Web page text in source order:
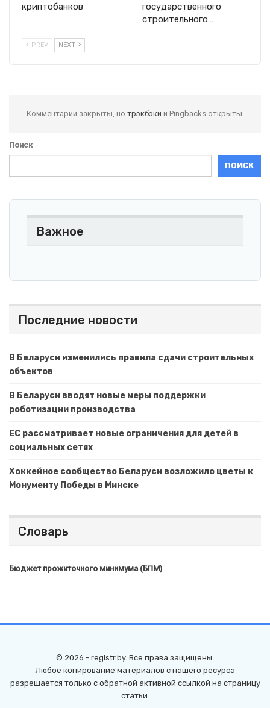
криптобанков
государственного
строительного…
PREV NEXT
Комментарии закрыты, но трэкбэки и Pingbacks открыты.
Поиск
ПОИСК
Важное
Последние новости
В Беларуси изменились правила сдачи строительных
объектов
В Беларуси вводят новые меры поддержки
роботизации производства
ЕС рассматривает новые ограничения для детей в
социальных сетях
Хоккейное сообщество Беларуси возложило цветы к
Монументу Победы в Минске
Словарь
Бюджет прожиточного минимума (БПМ)
© 2026 - registr.by. Все права защищены.
Любое копирование материалов с нашего ресурса
разрешается только с обратной активной ссылкой на страницу
статьи.